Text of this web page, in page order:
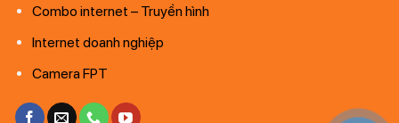
Combo internet – Truyền hình
Internet doanh nghiệp
Camera FPT